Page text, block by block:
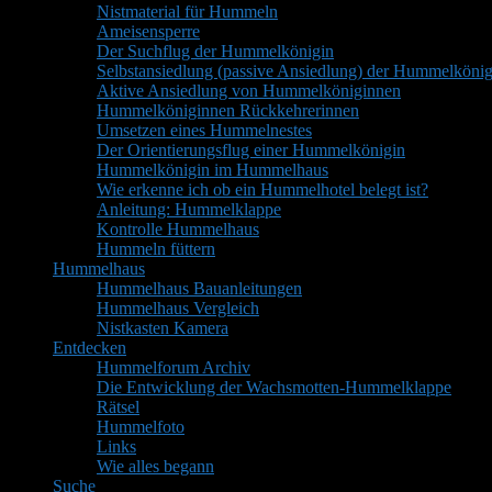
Nistmaterial für Hummeln
Ameisensperre
Der Suchflug der Hummelkönigin
Selbstansiedlung (passive Ansiedlung) der
Aktive Ansiedlung von Hummelköniginnen
Hummelköniginnen Rückkehrerinnen
Umsetzen eines Hummelnestes
Der Orientierungsflug einer Hummelkönigin
Hummelkönigin im Hummelhaus
Wie erkenne ich ob ein Hummelhotel belegt ist?
Anleitung: Hummelklappe
Kontrolle Hummelhaus
Hummeln füttern
Hummelhaus
Hummelhaus Bauanleitungen
Hummelhaus Vergleich
Nistkasten Kamera
Entdecken
Hummelforum Archiv
Die Entwicklung der Wachsmotten-Hummelklappe
Rätsel
Hummelfoto
Links
Wie alles begann
Suche